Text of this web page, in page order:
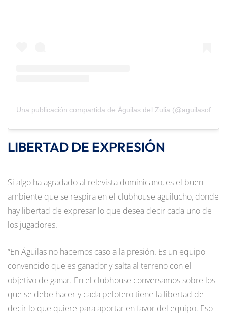
Una publicación compartida de Águilas del Zulia (@aguilasoficial)
LIBERTAD DE EXPRESIÓN
Si algo ha agradado al relevista dominicano, es el buen
ambiente que se respira en el clubhouse aguilucho, donde
hay libertad de expresar lo que desea decir cada uno de
los jugadores.
“En Águilas no hacemos caso a la presión. Es un equipo
convencido que es ganador y salta al terreno con el
objetivo de ganar. En el clubhouse conversamos sobre los
que se debe hacer y cada pelotero tiene la libertad de
decir lo que quiere para aportar en favor del equipo. Eso